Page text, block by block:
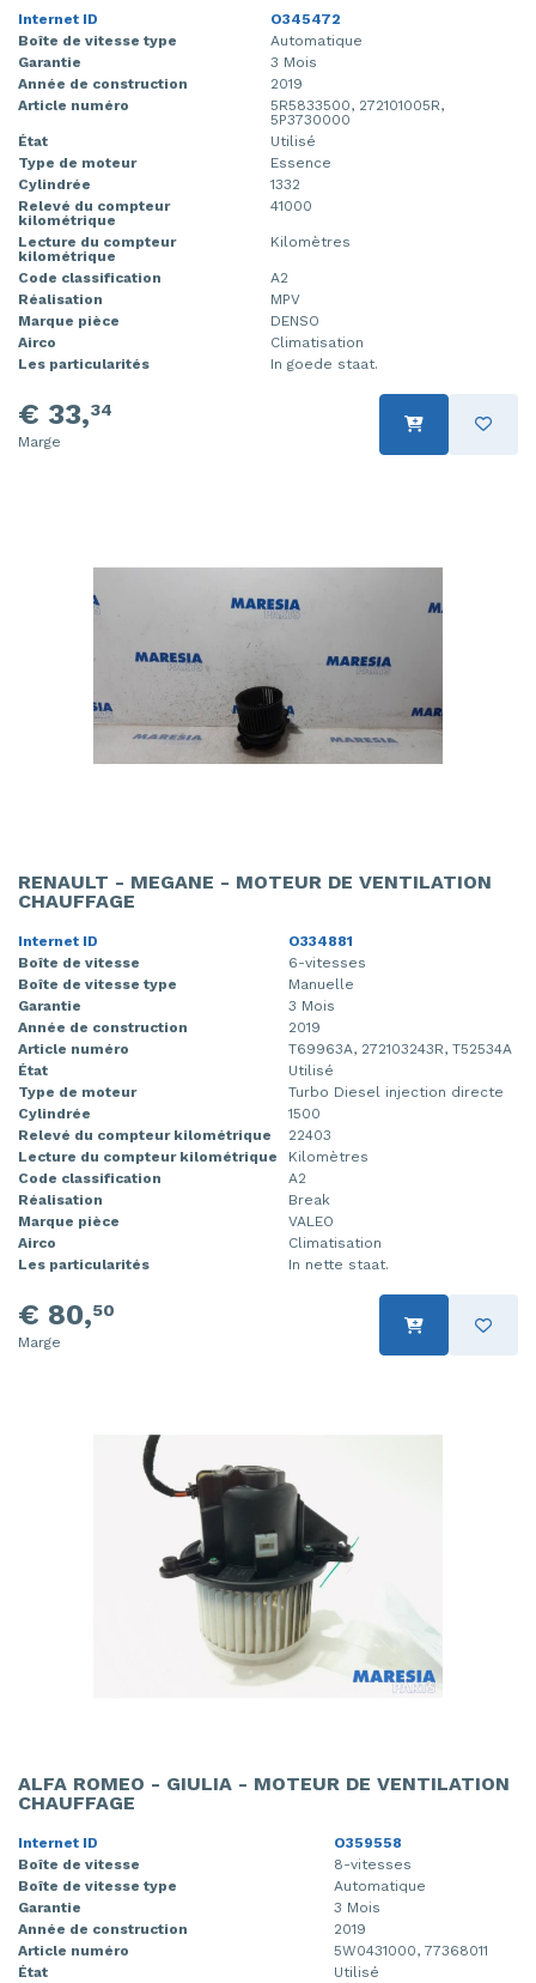
Internet ID
O345472
Boîte de vitesse type
Automatique
Garantie
3 Mois
Année de construction
2019
Article numéro
5R5833500, 272101005R,
5P3730000
État
Utilisé
Type de moteur
Essence
Cylindrée
1332
Relevé du compteur
kilométrique
41000
Lecture du compteur
kilométrique
Kilomètres
Code classification
A2
Réalisation
MPV
Marque pièce
DENSO
Airco
Climatisation
Les particularités
In goede staat.
€ 33,34
Marge
RENAULT - MEGANE - MOTEUR DE VENTILATION
CHAUFFAGE
Internet ID
O334881
Boîte de vitesse
6-vitesses
Boîte de vitesse type
Manuelle
Garantie
3 Mois
Année de construction
2019
Article numéro
T69963A, 272103243R, T52534A
État
Utilisé
Type de moteur
Turbo Diesel injection directe
Cylindrée
1500
Relevé du compteur kilométrique
22403
Lecture du compteur kilométrique
Kilomètres
Code classification
A2
Réalisation
Break
Marque pièce
VALEO
Airco
Climatisation
Les particularités
In nette staat.
€ 80,50
Marge
ALFA ROMEO - GIULIA - MOTEUR DE VENTILATION
CHAUFFAGE
Internet ID
O359558
Boîte de vitesse
8-vitesses
Boîte de vitesse type
Automatique
Garantie
3 Mois
Année de construction
2019
Article numéro
5W0431000, 77368011
État
Utilisé